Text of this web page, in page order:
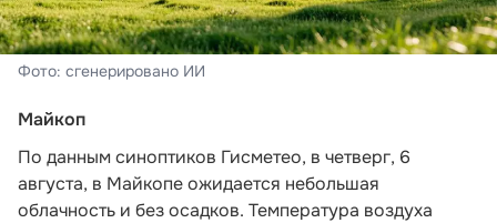
Фото: сгенерировано ИИ
Майкоп
По данным синоптиков Гисметео, в четверг, 6
августа, в Майкопе ожидается небольшая
облачность и без осадков. Температура воздуха